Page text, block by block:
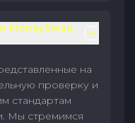
MoneySwap
на
проверку и
стандартам
Мы стремимся